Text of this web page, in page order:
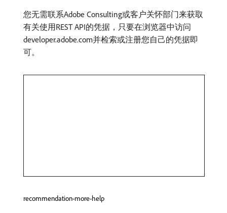
您无需联系Adobe Consulting或客户关怀部门来获取
有关使用REST API的凭据，只要在浏览器中访问
developer.adobe.com并检索或注册您自己的凭据即
可。
recommendation-more-help